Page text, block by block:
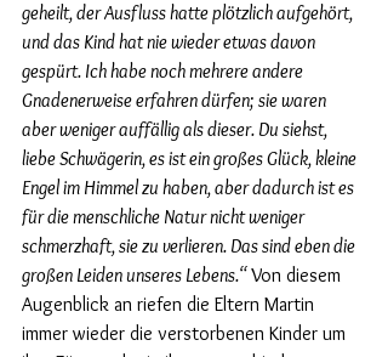
geheilt, der Ausfluss hatte plötzlich aufgehört,
und das Kind hat nie wieder etwas davon
gespürt. Ich habe noch mehrere andere
Gnadenerweise erfahren dürfen; sie waren
aber weniger auffällig als dieser. Du siehst,
liebe Schwägerin, es ist ein großes Glück, kleine
Engel im Himmel zu haben, aber dadurch ist es
für die menschliche Natur nicht weniger
schmerzhaft, sie zu verlieren. Das sind eben die
großen Leiden unseres Lebens.“ Von diesem
Augenblick an riefen die Eltern Martin
immer wieder die verstorbenen Kinder um